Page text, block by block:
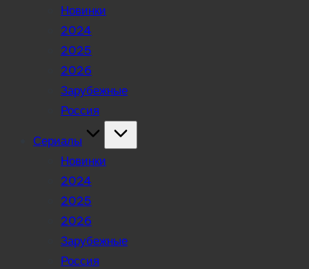
Новинки
2024
2025
2026
Зарубежные
Россия
Сериалы
Новинки
2024
2025
2026
Зарубежные
Россия